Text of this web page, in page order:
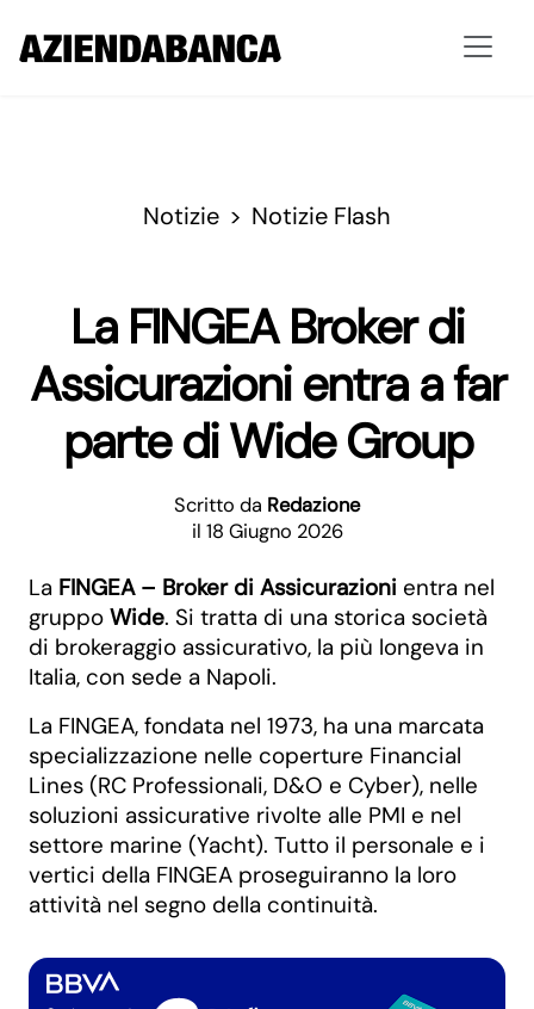
Notizie Notizie Flash
La FINGEA Broker di
Assicurazioni entra a far
parte di Wide Group
Scritto da Redazione
il 18 Giugno 2026
La FINGEA – Broker di Assicurazioni entra nel
gruppo Wide. Si tratta di una storica società
di brokeraggio assicurativo, la più longeva in
Italia, con sede a Napoli.
La FINGEA, fondata nel 1973, ha una marcata
specializzazione nelle coperture Financial
Lines (RC Professionali, D&O e Cyber), nelle
soluzioni assicurative rivolte alle PMI e nel
settore marine (Yacht). Tutto il personale e i
vertici della FINGEA proseguiranno la loro
attività nel segno della continuità.